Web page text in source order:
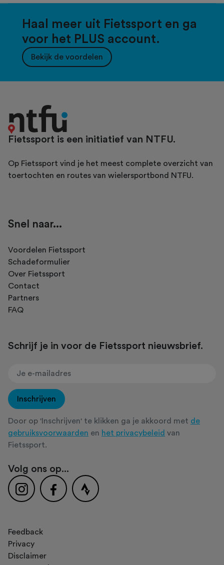
Haal meer uit Fietssport en ga
voor het PLUS account.
Bekijk de voordelen
Fietssport is een initiatief van NTFU.
Op Fietssport vind je het meest complete overzicht van
toertochten en routes van wielersportbond NTFU.
Snel naar...
Voordelen Fietssport
Schadeformulier
Over Fietssport
Contact
Partners
FAQ
Schrijf je in voor de Fietssport nieuwsbrief.
Inschrijven
Door op 'Inschrijven' te klikken ga je akkoord met de
gebruiksvoorwaarden en het privacybeleid van
Fietssport.
Volg ons op...
Feedback
Privacy
Disclaimer